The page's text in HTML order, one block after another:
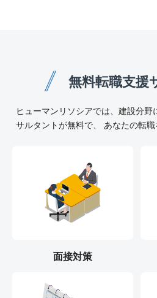
無料転職支援
ヒューマンリソシアでは、建設分
サルタントが無料で、 あなたの転職
面接対策